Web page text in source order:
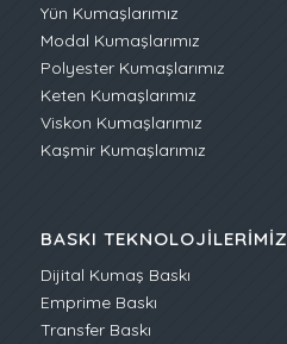
Yün Kumaşlarımız
Modal Kumaşlarımız
Polyester Kumaşlarımız
Keten Kumaşlarımız
Viskon Kumaşlarımız
Kaşmir Kumaşlarımız
BASKI TEKNOLOJILERIMIZ
Dijital Kumaş Baskı
Emprime Baskı
Transfer Baskı